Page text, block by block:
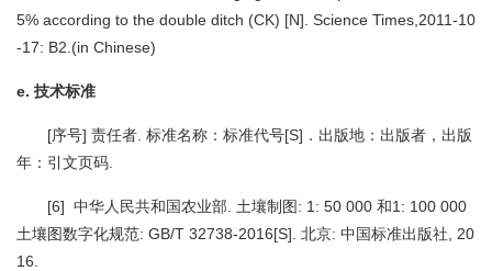
5% according to the double ditch (CK) [N]. Science Times,2011-10
-17: B2.(in Chinese)
e. 技术标准
[序号] 责任者. 标准名称：标准代号[S]．出版地：出版者，出版
年：引文页码.
[6] 中华人民共和国农业部. 土壤制图: 1: 50 000 和1: 100 000
土壤图数字化规范: GB/T 32738-2016[S]. 北京: 中国标准出版社, 20
16.